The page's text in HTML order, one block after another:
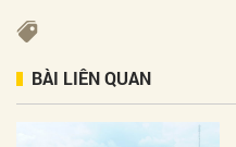
BÀI LIÊN QUAN